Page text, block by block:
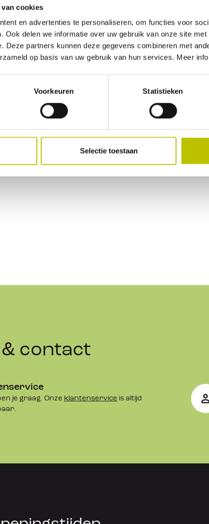
cookies
en advertenties te personaliseren, om functies voor
Ook delen we informatie over uw gebruik van onze site
Deze partners kunnen deze gegevens combineren met
op basis van uw gebruik van hun services. Meer
Voorkeuren Statistieken
Selectie toestaan
merken dat
mat vaker
laten
instromen
klassieke
Je kan de
helemaal
Geen beoordelingen gevonden. Deel als eerste je
& contact
je graag. Onze klantenservice is altijd